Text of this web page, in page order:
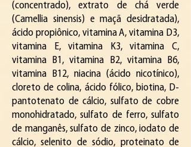
(concentrado), extrato de chá verde
(Camellia sinensis) e maçã desidratada),
ácido propiônico, vitamina A, vitamina D3,
vitamina E, vitamina K3, vitamina C,
vitamina B1, vitamina B2, vitamina B6,
vitamina B12, niacina (ácido nicotínico),
cloreto de colina, ácido fólico, biotina, D-
pantotenato de cálcio, sulfato de cobre
monohidratado, sulfato de ferro, sulfato
de manganês, sulfato de zinco, iodato de
cálcio, selenito de sódio, proteinato de